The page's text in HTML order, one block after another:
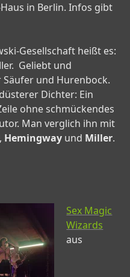
in Berlin. Infos gibt
Gesellschaft heißt es:
Geliebt und
und Hurenbock.
Dichter: Ein
ohne schmückendes
Man verglich ihn mit
, Hemingway und Miller.
Sex Magic
Wizards
aus